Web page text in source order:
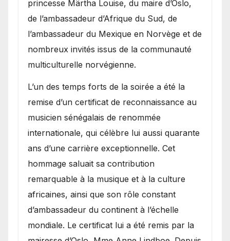
princesse Märtha Louise, du maire d’Oslo,
de l’ambassadeur d’Afrique du Sud, de
l’ambassadeur du Mexique en Norvège et de
nombreux invités issus de la communauté
multiculturelle norvégienne.
​L’un des temps forts de la soirée a été la
remise d’un certificat de reconnaissance au
musicien sénégalais de renommée
internationale, qui célèbre lui aussi quarante
ans d’une carrière exceptionnelle. Cet
hommage saluait sa contribution
remarquable à la musique et à la culture
africaines, ainsi que son rôle constant
d’ambassadeur du continent à l’échelle
mondiale. Le certificat lui a été remis par la